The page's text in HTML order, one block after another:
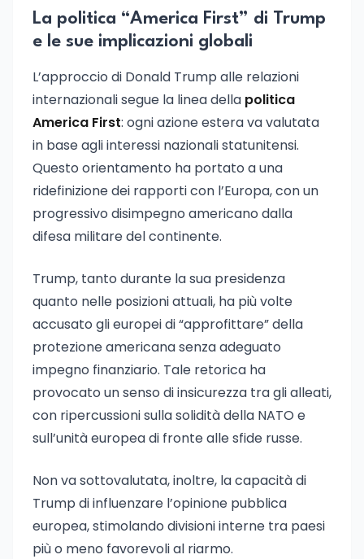
La politica “America First” di Trump
e le sue implicazioni globali
L’approccio di Donald Trump alle relazioni
internazionali segue la linea della politica
America First: ogni azione estera va valutata
in base agli interessi nazionali statunitensi.
Questo orientamento ha portato a una
ridefinizione dei rapporti con l’Europa, con un
progressivo disimpegno americano dalla
difesa militare del continente.
Trump, tanto durante la sua presidenza
quanto nelle posizioni attuali, ha più volte
accusato gli europei di “approfittare” della
protezione americana senza adeguato
impegno finanziario. Tale retorica ha
provocato un senso di insicurezza tra gli alleati,
con ripercussioni sulla solidità della NATO e
sull’unità europea di fronte alle sfide russe.
Non va sottovalutata, inoltre, la capacità di
Trump di influenzare l’opinione pubblica
europea, stimolando divisioni interne tra paesi
più o meno favorevoli al riarmo.